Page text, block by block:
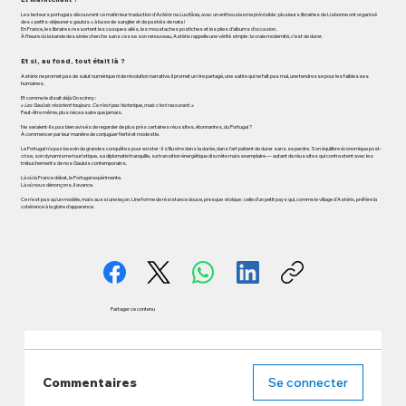
Les lecteurs portugais découvrent ce matin leur traduction d’Astérix na Lusitânia , avec un enthousiasme prévisible : plusieurs librairies de Lisbonne ont organisé
des « petits-déjeuners gaulois » à base de sanglier et de pastéis de nata !
En France, les libraires ressortent les casques ailés, les moustaches postiches et les piles d’albums d’occasion.
À l’heure où la bande dessinée cherche sans cesse son renouveau, Astérix rappelle une vérité simple : la vraie modernité, c’est de durer.
Et si, au fond, tout était là ?
Astérix ne promet pas de salut numérique ni de révolution narrative. Il promet un rire partagé, une satire qui ne fait pas mal, une tendresse pour les faiblesses
humaines.
Et comme le disait déjà Goscinny :
« Les Gaulois résistent toujours. Ce n’est pas historique, mais c’est rassurant. »
Peut-être même, plus nécessaire que jamais.
Ne seraient-ils pas bien avisés de regarder de plus près certaines réussites, étonnantes, du Portugal ?
À commencer par leur manière de conjuguer fierté et modestie.
Le Portugal n’a pas besoin de grandes conquêtes pour exister : il s’illustre dans la durée, dans l’art patient de durer sans se perdre. Son équilibre économique post-
crise, son dynamisme touristique, sa diplomatie tranquille, sa transition énergétique discrète mais exemplaire — autant de réussites qui contrastent avec les
trébuchements de nos Gaulois contemporains.
Là où la France débat, le Portugal expérimente.
Là où nous dénonçons, il avance.
Ce n’est pas qu'un modèle, mais aussi une leçon. Une forme de résistance douce, presque stoïque : celle d’un petit pays qui, comme le village d’Astérix, préfère la
cohérence à la gloire d'apparence.
Partager ce contenu
Commentaires Se connecter